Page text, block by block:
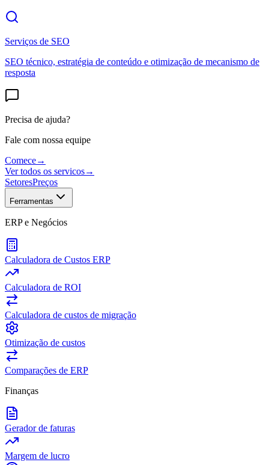
Serviços de SEO
SEO técnico, estratégia de conteúdo e otimização de mecanismo de
resposta
Precisa de ajuda?
Fale com nossa equipe
Comece→
Ver todos os servicos→
SetoresPreços
Ferramentas
ERP e Negócios
Calculadora de Custos ERP
Calculadora de ROI
Calculadora de custos de migração
Otimização de custos
Comparações de ERP
Finanças
Gerador de faturas
Margem de lucro